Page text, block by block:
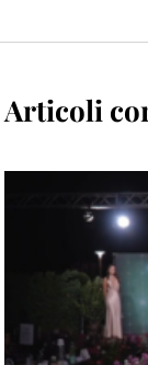
Articoli